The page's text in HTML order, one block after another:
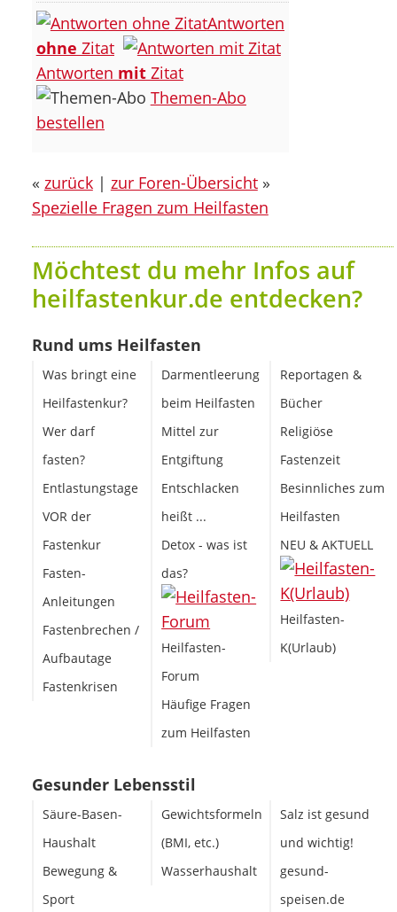
Antworten
ohne Zitat
Antworten mitZitat
Themen-Abo
bestellen
« zurück| zur Foren-Übersicht»
Spezielle Fragen zum Heilfasten
Möchtest du mehr Infos auf
heilfastenkur.de entdecken?
Rund ums Heilfasten
Was bringt eine
Heilfastenkur?
Wer darf
fasten?
Entlastungstage
VOR der
Fastenkur
Fasten-
Anleitungen
Fastenbrechen /
Aufbautage
Fastenkrisen
Darmentleerung
beim Heilfasten
Mittel zur
Entgiftung
Entschlacken
heißt ...
Detox - was ist
das?
Heilfasten-
Forum
Häufige Fragen
zum Heilfasten
Reportagen &
Bücher
Religiöse
Fastenzeit
Besinnliches zum
Heilfasten
NEU & AKTUELL
Heilfasten-
K(Urlaub)
Gesunder Lebensstil
Säure-Basen-
Haushalt
Bewegung &
Sport
Gewichtsformeln
(BMI, etc.)
Wasserhaushalt
Salz ist gesund
und wichtig!
gesund-
speisen.de